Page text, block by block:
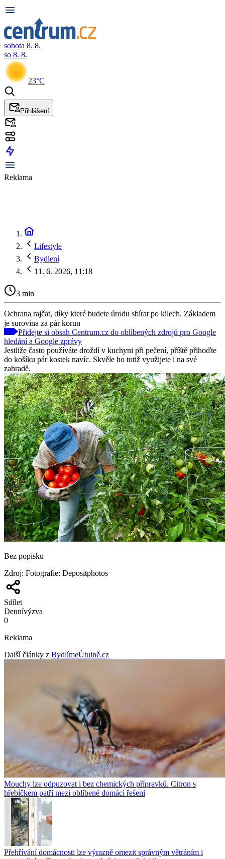
sobota 8. 8.
so 8. 8.
23°C
Přihlášení
Reklama
Lifestyle
Bydlení
11. 6. 2026, 11:18
3 min
Ochrana rajčat, díky které budete úrodu sbírat po kilech. Základem
je surovina za pár korun
Přidejte si obsah Centrum.cz do oblíbených zdrojů pro Google
hledání a Google zprávy
Jestliže často používáte droždí v kuchyni při pečení, příště přihoďte
do košíku pár kostek navíc. Skvěle ho totiž využijete i na své
zahradě.
Bez popisku
Zdroj: Fotografie: Depositphotos
Sdílet
Dennívýzva
0
Reklama
Další články z BydlímeÚtulně.cz
Mouchy lze odpuzovat i bez chemických přípravků. Citron s
hřebíčkem patří mezi oblíbené domácí řešení
Přehřívání domácnosti lze výrazně omezit správným větráním i